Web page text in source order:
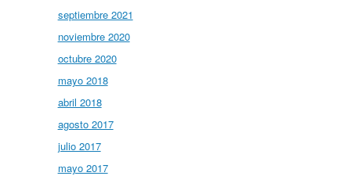
septiembre 2021
noviembre 2020
octubre 2020
mayo 2018
abril 2018
agosto 2017
julio 2017
mayo 2017